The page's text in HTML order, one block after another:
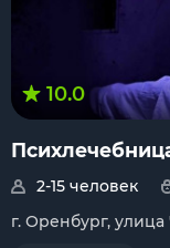
10.0
2-15 человек
г. Оренбург, улица